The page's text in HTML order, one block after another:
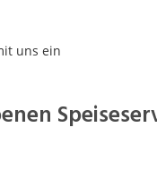
Produktion
uns ein